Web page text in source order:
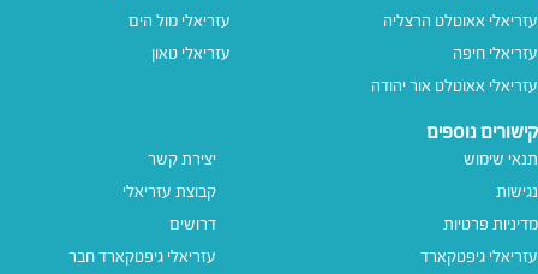
עזריאלי אאוטלט הרצליה
עזריאלי חיפה
עזריאלי אאוטלט אור יהודה
עזריאלי מול הים
עזריאלי טאון
קישורים נוספים
תנאי שימוש
נגישות
מדיניות פרטיות
עזריאלי גיפטקארד
יצירת קשר
קבוצת עזריאלי
דרושים
עזריאלי גיפטקארד חבר‎